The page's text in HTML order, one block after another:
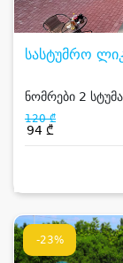
სასტუმრო
ნომრები 2
120 ₾
94 ₾
-23%